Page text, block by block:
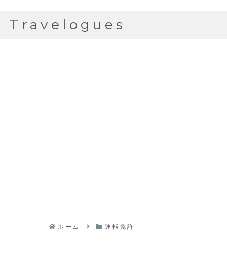
Travelogues
ホーム 運転免許